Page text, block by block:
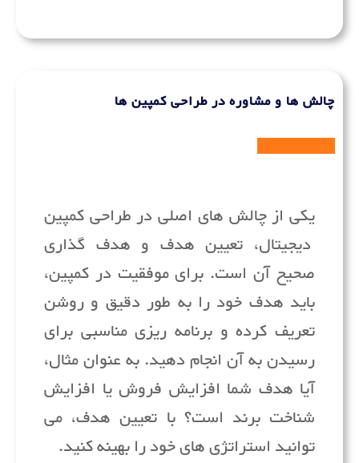
چالش ها و مشاوره در طراحی کمپین ها
یکی از چالش های اصلی در طراحی کمپین
دیجیتال، تعیین هدف و هدف گذاری
صحیح آن است. برای موفقیت در کمپین،
باید هدف خود را به طور دقیق و روشن
تعریف کرده و برنامه ریزی مناسبی برای
رسیدن به آن انجام دهید. به عنوان مثال،
آیا هدف شما افزایش فروش یا افزایش
شناخت برند است؟ با تعیین هدف، می
توانید استراتژی های خود را بهینه کنید.